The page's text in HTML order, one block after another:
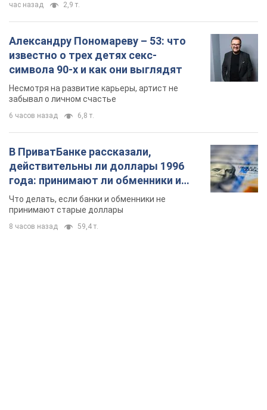
час назад 2,9 т.
Александру Пономареву – 53: что
известно о трех детях секс-
символа 90-х и как они выглядят
Несмотря на развитие карьеры, артист не
забывал о личном счастье
6 часов назад 6,8 т.
В ПриватБанке рассказали,
действительны ли доллары 1996
года: принимают ли обменники и
банки такие купюры
Что делать, если банки и обменники не
принимают старые доллары
8 часов назад 59,4 т.